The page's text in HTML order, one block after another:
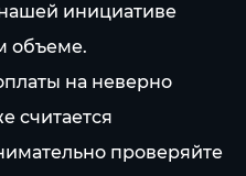
инициативе
объеме.
на неверно
считается
проверяйте